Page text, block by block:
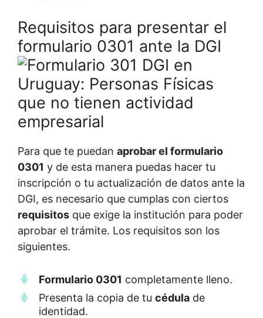
Requisitos para presentar el
formulario 0301 ante la DGI
Para que te puedan aprobar el formulario
0301 y de esta manera puedas hacer tu
inscripción o tu actualización de datos ante la
DGI, es necesario que cumplas con ciertos
requisitos que exige la institución para poder
aprobar el trámite. Los requisitos son los
siguientes.
Formulario 0301 completamente lleno.
Presenta la copia de tu cédula de
identidad.